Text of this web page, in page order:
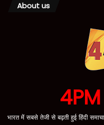
About us
भारत में सबसे तेजी से बढ़ती हुई हिंदी